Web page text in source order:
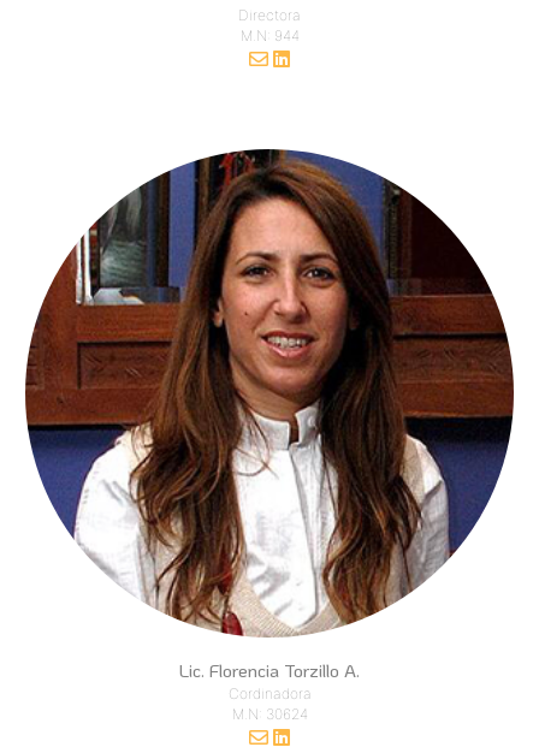
Directora
M.N: 944
Lic. Florencia Torzillo A.
Cordinadora
M.N: 30624